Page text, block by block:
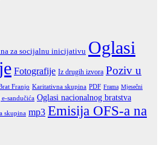
za socijalnu inicijativu Oglasi
Fotografije Iz drugih izvora Poziv u
Franjo Karitativna skupina PDF Frama Mjesečni
e-sandučića Oglasi nacionalnog bratstva
skupina mp3 Emisija OFS-a na